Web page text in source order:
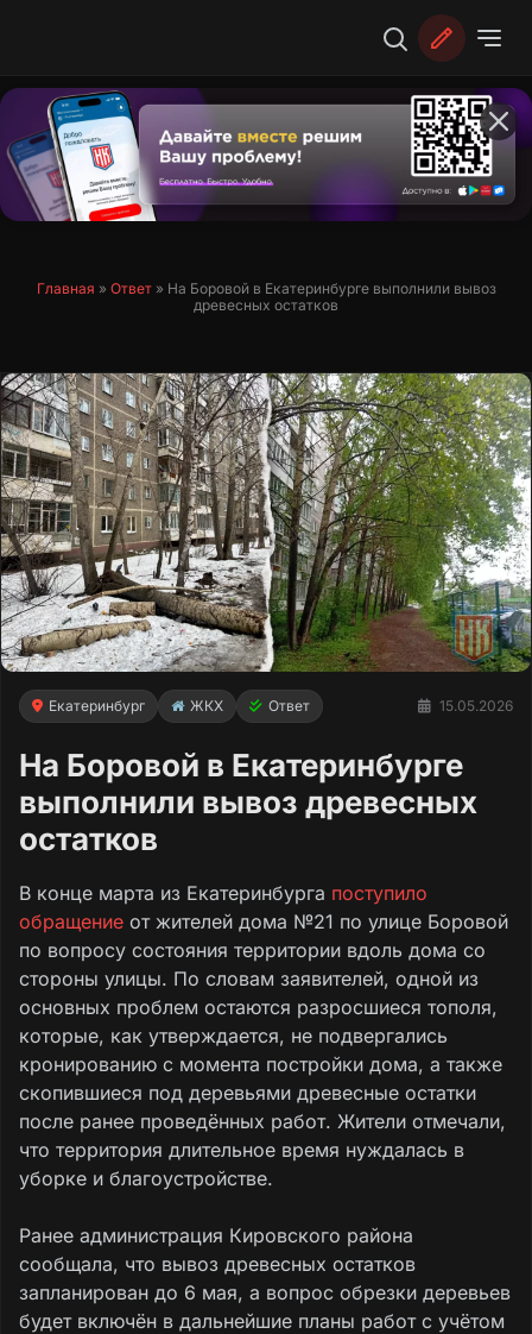
Главная » Ответ» На Боровой в Екатеринбурге выполнили вывоз
древесных остатков
Екатеринбург ЖКХ Ответ 15.05.2026
На Боровой в Екатеринбурге
выполнили вывоз древесных
остатков
В конце марта из Екатеринбурга поступило
обращение от жителей дома №21 по улице Боровой
по вопросу состояния территории вдоль дома со
стороны улицы. По словам заявителей, одной из
основных проблем остаются разросшиеся тополя,
которые, как утверждается, не подвергались
кронированию с момента постройки дома, а также
скопившиеся под деревьями древесные остатки
после ранее проведённых работ. Жители отмечали,
что территория длительное время нуждалась в
уборке и благоустройстве.
Ранее администрация Кировского района
сообщала, что вывоз древесных остатков
запланирован до 6 мая, а вопрос обрезки деревьев
будет включён в дальнейшие планы работ с учётом